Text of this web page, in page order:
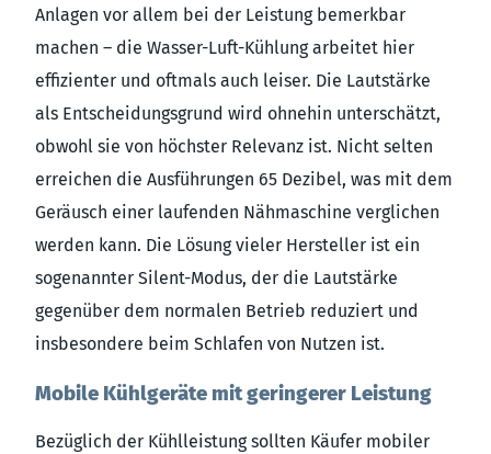
Anlagen vor allem bei der Leistung bemerkbar
machen – die Wasser-Luft-Kühlung arbeitet hier
effizienter und oftmals auch leiser. Die Lautstärke
als Entscheidungsgrund wird ohnehin unterschätzt,
obwohl sie von höchster Relevanz ist. Nicht selten
erreichen die Ausführungen 65 Dezibel, was mit dem
Geräusch einer laufenden Nähmaschine verglichen
werden kann. Die Lösung vieler Hersteller ist ein
sogenannter Silent-Modus, der die Lautstärke
gegenüber dem normalen Betrieb reduziert und
insbesondere beim Schlafen von Nutzen ist.
Mobile Kühlgeräte mit geringerer Leistung
Bezüglich der Kühlleistung sollten Käufer mobiler